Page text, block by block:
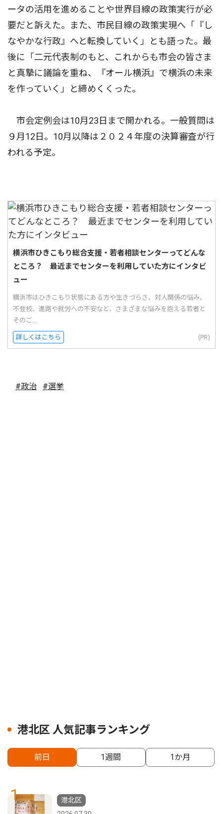
ータの活用を進めることや世界目線の政策実行が必
要だと訴えた。また、市民目線の政策実現へ「『し
なやかな行政』へと転換していく」とも語った。最
後に「二元代表制のもと、これからも市会の皆さま
と真摯に議論を重ね、『オール横浜』で横浜の未来
を作っていく」と締めくくった。
市会定例会は10月23日まで開かれる。一般質問は
９月12日。10月以降は２０２４年度の決算審査が行
われる予定。
横浜市ひきこもり総合支援・若者相談センターってどんな
ところ？ 最近までセンターを利用していた方にインタビ
ュー
横浜市はひきこもり状態にある方や生きづらさ、対人関係の悩み、
不登校、進路や就労への不安など、さまざまな悩みを抱える若者と
そのご...
詳しくはこちら (PR)
#政治 #選挙
港北区 人気記事ランキング
前日 1週間 1か月
1
港北区